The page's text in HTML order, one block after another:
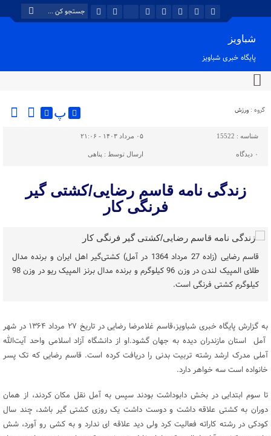
شباویز
پایگاه خبری شباویز
گروه : ورزش پ
شناسه : 15522 ۰۵ مرداد ۱۴۰۳ - ۲۱:۰۶
۰ دیدگاه ارسال توسط : پناهی
زندگی نامه قاسم رضایی/کشتی گیر
فرنگی کار
قاسم رضایی (زاده 27 مرداد 1364 در آمل) کشتی‌گیر اهل ایران و برنده مدال
طلای المپیک لندن در وزن 96 کیلوگرم و برنده مدال برنز المپیک ریو در وزن 98
کیلوگرم کشتی فرنگی است.
به گزارش پایگاه خبری شباویز،قاسم غلامرضا رضایی
در تاریخ ۲۷ مرداد ۱۳۶۴ در شهر
آمل استان مازندران دیده به جهان گشود.او از دانشگاه آزاد اسلامی واحد آیت‌الله
آملی مدرک ارشد رشته تربیت بدنی را دریافت کرده است. قاسم رضایی که تک پسر
خانواده است سه خواهر دارد.
تا سوم ابتدایی در بخش دابوداشت بودند سپس به آمل نقل مکان کردند، از همان
دوران به کشتی علاقه داشت و دوست داشت یک روزی کشتی گیر باشد، چند سال
کودکی در رشته کاراته فعالیت کرد ولی دید علاقه ای ندارد و به کشی رو آورد، شش